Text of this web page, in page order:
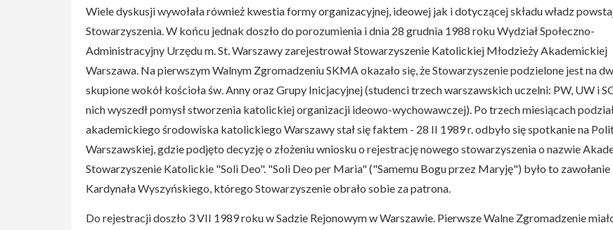
Wiele dyskusji wywołała również kwestia formy organizacyjnej, ideowej jak i dotyczącej składu władz
Stowarzyszenia. W końcu jednak doszło do porozumienia i dnia 28 grudnia 1988 roku Wydział Społeczno-
Administracyjny Urzędu m. St. Warszawy zarejestrował Stowarzyszenie Katolickiej Młodzieży Akademickiej
Warszawa. Na pierwszym Walnym Zgromadzeniu SKMA okazało się, że Stowarzyszenie podzielone jest na
skupione wokół kościoła św. Anny oraz Grupy Inicjacyjnej (studenci trzech warszawskich uczelni: PW, UW i
nich wyszedł pomysł stworzenia katolickiej organizacji ideowo-wychowawczej). Po trzech miesiącach
akademickiego środowiska katolickiego Warszawy stał się faktem - 28 II 1989 r. odbyło się spotkanie na
Warszawskiej, gdzie podjęto decyzję o złożeniu wniosku o rejestrację nowego stowarzyszenia o nazwie
Stowarzyszenie Katolickie "Soli Deo". "Soli Deo per Maria" ("Samemu Bogu przez Maryję") było to zawołanie
Kardynała Wyszyńskiego, którego Stowarzyszenie obrało sobie za patrona.
Do rejestracji doszło 3 VII 1989 roku w Sadzie Rejonowym w Warszawie. Pierwsze Walne Zgromadzenie